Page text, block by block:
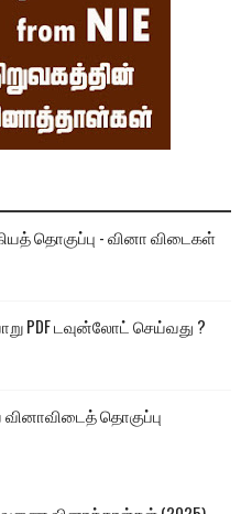
தொகுப்பு - வினா விடைகள்
PDF டவுன்லோட் செய்வது ?
வினாவிடைத் தொகுப்பு